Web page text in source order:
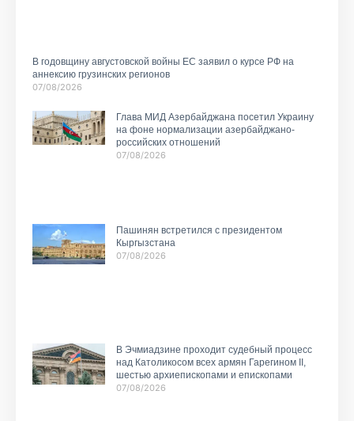
В годовщину августовской войны ЕС заявил о курсе РФ на
аннексию грузинских регионов
07/08/2026
Глава МИД Азербайджана посетил Украину
на фоне нормализации азербайджано-
российских отношений
07/08/2026
Пашинян встретился с президентом
Кыргызстана
07/08/2026
В Эчмиадзине проходит судебный процесс
над Католикосом всех армян Гарегином II,
шестью архиепископами и епископами
07/08/2026